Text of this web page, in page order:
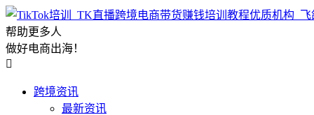
帮助更多人
做好电商出海！

跨境资讯
最新资讯